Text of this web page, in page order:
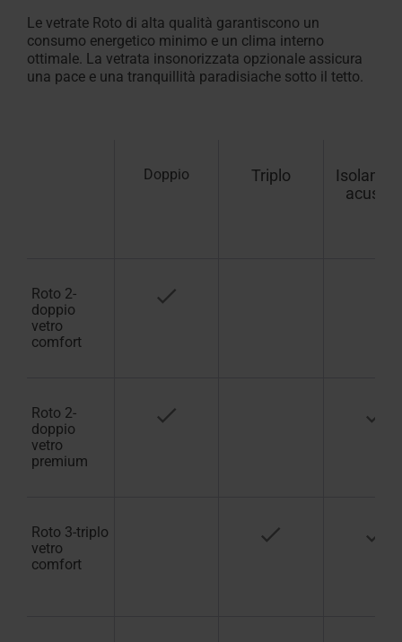
Le vetrate Roto di alta qualità garantiscono un
consumo energetico minimo e un clima interno
ottimale. La vetrata insonorizzata opzionale assicura
una pace e una tranquillità paradisiache sotto il tetto.
Roto 2-
doppio
vetro
comfort
Roto 2-
doppio
vetro
premium
Roto 3-triplo
vetro
comfort
Doppio Triplo